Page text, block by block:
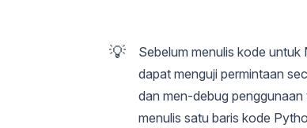
💡 Sebelum menulis kode
dapat menguji permintaan
dan men-debug
menulis satu baris kode